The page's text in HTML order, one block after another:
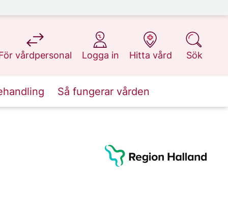
vårdpersonal
på 1177.se
Logga in
på 1177.se
Hitta vård
på 1177.se
Sök
på 1177.se
Så fungerar vården